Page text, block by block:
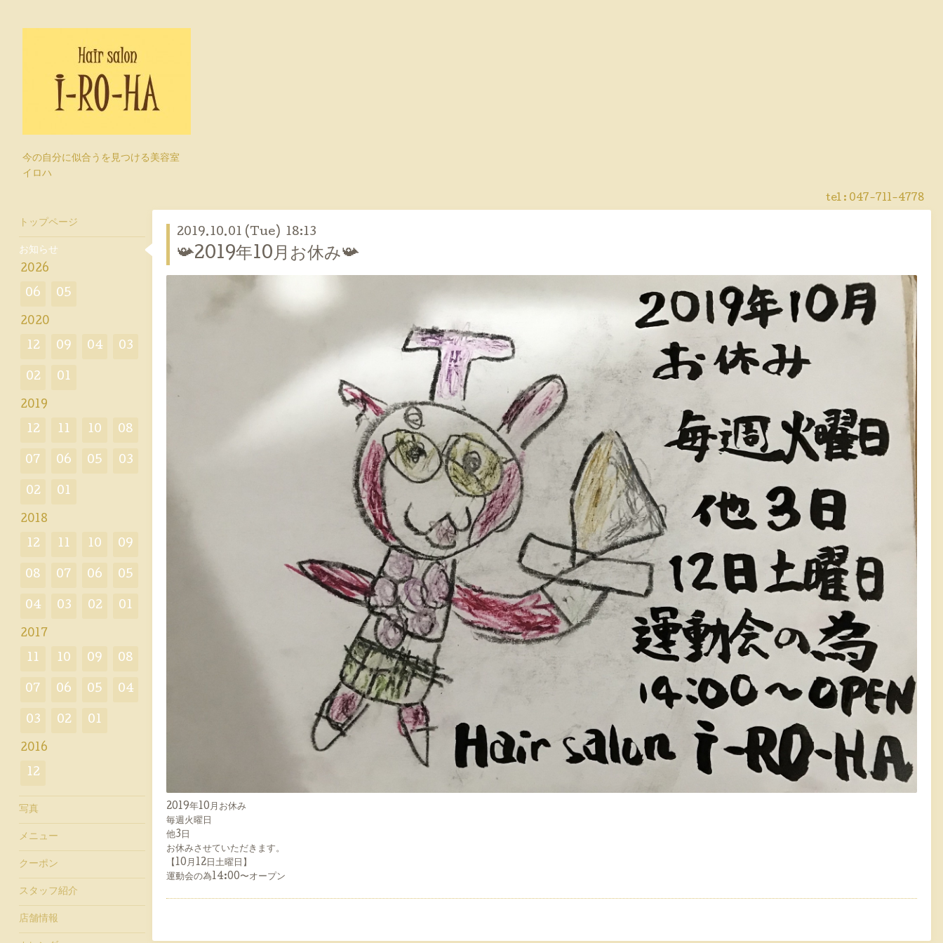
今の自分に似合うを見つける美容室
イロハ
tel : 047-711-4778
2019.10.01 (Tue) 18:13
📯2019年10月お休み📯
2019年10月お休み
毎週火曜日
他3日
お休みさせていただきます。
【10月12日土曜日】
運動会の為14:00〜オープン
トップページ
お知らせ
2026
06 05
2020
12 09 04 03
02 01
2019
12 11 10 08
07 06 05 03
02 01
2018
12 11 10 09
08 07 06 05
04 03 02 01
2017
11 10 09 08
07 06 05 04
03 02 01
2016
12
写真
メニュー
クーポン
スタッフ紹介
店舗情報